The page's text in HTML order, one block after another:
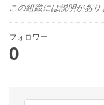
この組織には説明があり
フォロワー
0